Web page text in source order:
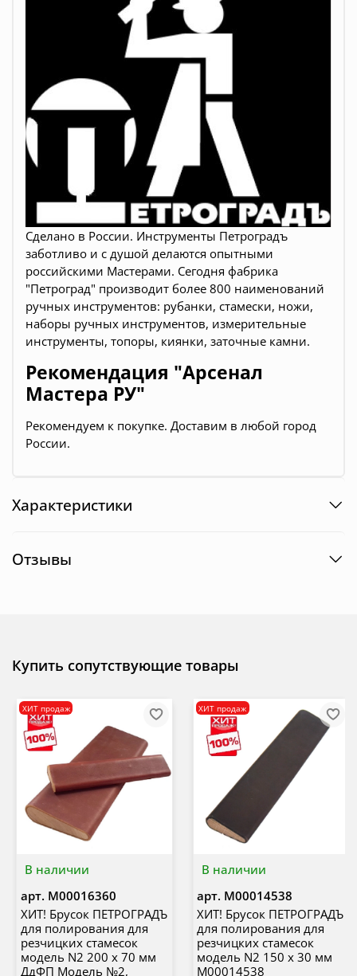
Сделано в России. Инструменты Петроградъ
заботливо и с душой делаются опытными
российскими Мастерами. Сегодня фабрика
"Петроград" производит более 800 наименований
ручных инструментов: рубанки, стамески, ножи,
наборы ручных инструментов, измерительные
инструменты, топоры, киянки, заточные камни.
Рекомендация "Арсенал
Мастера РУ"
Рекомендуем к покупке. Доставим в любой город
России.
Характеристики
Отзывы
Купить сопутствующие товары
В наличии
ХИТ продаж
арт. М00016360
ХИТ! Брусок ПЕТРОГРАДЪ
для полирования для
резчицких стамесок
модель N2 200 х 70 мм
ДдФП Модель №2,
В наличии
ХИТ продаж
арт. М00014538
ХИТ! Брусок ПЕТРОГРАДЪ
для полирования для
резчицких стамесок
модель N2 150 х 30 мм
М00014538